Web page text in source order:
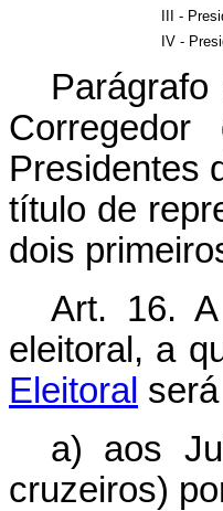
III -
IV -
Presidentes
título de
dois
Art. 16.
eleitoral, a
Eleitoral
a) aos
cruzeiros)